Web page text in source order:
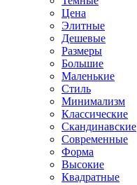
Цена
Элитные
Дешевые
Размеры
Большие
Маленькие
Стиль
Минимализм
Классические
Скандинавские
Современные
Форма
Высокие
Квадратные